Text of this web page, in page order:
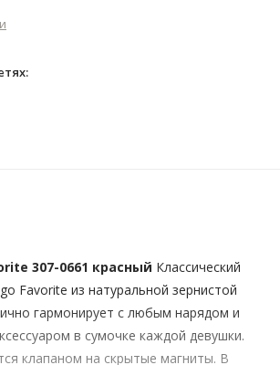
307-0661 красный Классический
Favorite из натуральной зернистой
гармонирует с любым нарядом и
в сумочке каждой девушки.
клапаном на скрытые магниты. В